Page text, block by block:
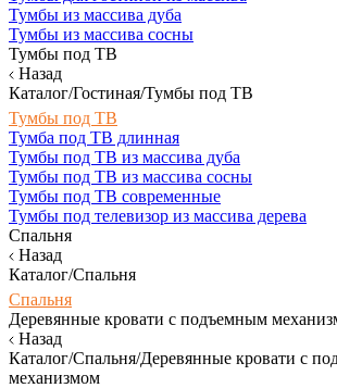
Тумбы из массива дуба
Тумбы из массива сосны
Тумбы под ТВ
Назад
Каталог/Гостиная/Тумбы под ТВ
Тумбы под ТВ
Тумба под ТВ длинная
Тумбы под ТВ из массива дуба
Тумбы под ТВ из массива сосны
Тумбы под ТВ современные
Тумбы под телевизор из массива дерева
Спальня
Назад
Каталог/Спальня
Спальня
Деревянные кровати с подъемным
Назад
Каталог/Спальня/Деревянные кровати с
механизмом